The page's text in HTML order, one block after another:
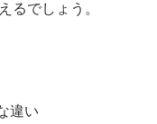
るでしょう。
違い